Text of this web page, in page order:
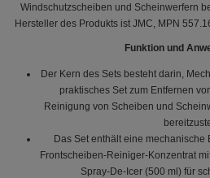
Windschutzscheiben und Scheinwerfern
Hersteller des Produkts ist JMC, MPN
Funktion und
Der Kern des Sets besteht darin,
praktisches Set zum Entfernen
Reinigung von Scheiben und
Das Set enthält eine mechanische
Frontscheiben-Reiniger-Konzentrat
Spray-De-Icer (500 ml) für